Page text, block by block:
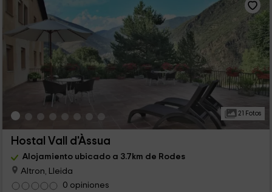
21 Fotos
Hostal Vall d'Àssua
Alojamiento ubicado a 3.7km de Rodes
Altron, Lleida
0 opiniones